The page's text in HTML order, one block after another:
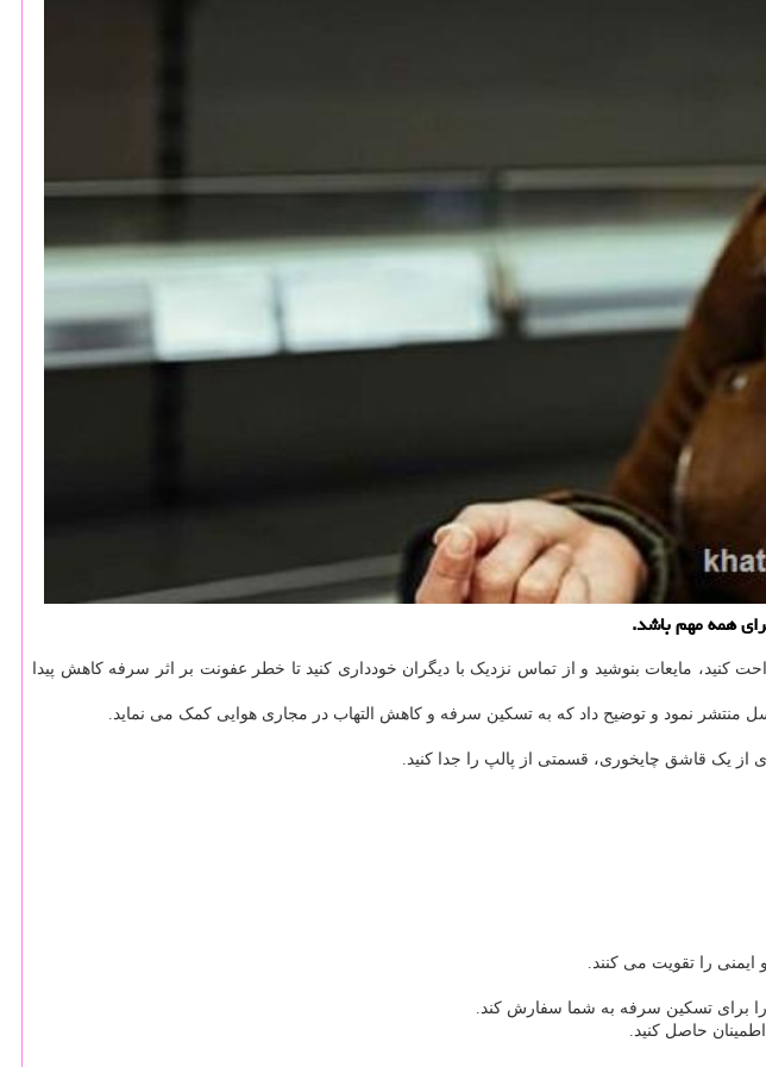
همه مهم باشد.
کنید، مایعات بنوشید و از تماس نزدیک با دیگران خودداری کنید تا خطر عفونت بر اثر سرفه کاهش پیدا
از یک قاشق چایخوری، قسمتی از پالپ را جدا کنید.
را تقویت می کنند.
را برای تسکین سرفه به شما سفارش کند.
حاصل کنید.